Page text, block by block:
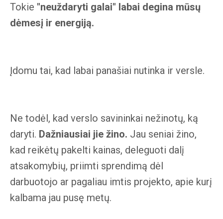
Tokie "neuždaryti galai" labai degina mūsų
dėmesį ir energiją.
Įdomu tai, kad labai panašiai nutinka ir versle.
Ne todėl, kad verslo savininkai nežinotų, ką
daryti. Dažniausiai jie žino. Jau seniai žino,
kad reikėtų pakelti kainas, deleguoti dalį
atsakomybių, priimti sprendimą dėl
darbuotojo ar pagaliau imtis projekto, apie kurį
kalbama jau pusę metų.